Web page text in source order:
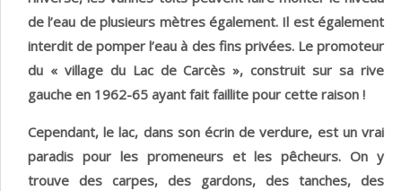
de l’eau de plusieurs mètres également. Il est également
interdit de pomper l’eau à des fins privées. Le promoteur
du « village du Lac de Carcès », construit sur sa rive
gauche en 1962-65 ayant fait faillite pour cette raison !
Cependant, le lac, dans son écrin de verdure, est un vrai
paradis pour les promeneurs et les pêcheurs. On y
trouve des carpes, des gardons, des tanches, des